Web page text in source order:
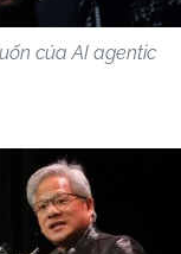
của AI agentic